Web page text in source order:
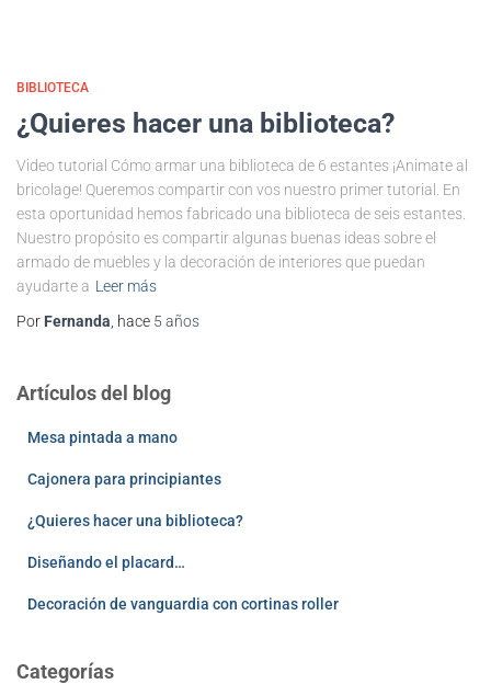
BIBLIOTECA
¿Quieres hacer una biblioteca?
Video tutorial Cómo armar una biblioteca de 6 estantes ¡Animate al
bricolage! Queremos compartir con vos nuestro primer tutorial. En
esta oportunidad hemos fabricado una biblioteca de seis estantes.
Nuestro propósito es compartir algunas buenas ideas sobre el
armado de muebles y la decoración de interiores que puedan
ayudarte a Leer más
Por Fernanda , hace 5 años
Artículos del blog
Mesa pintada a mano
Cajonera para principiantes
¿Quieres hacer una biblioteca?
Diseñando el placard…
Decoración de vanguardia con cortinas roller
Categorías